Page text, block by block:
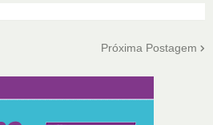
Próxima Postagem